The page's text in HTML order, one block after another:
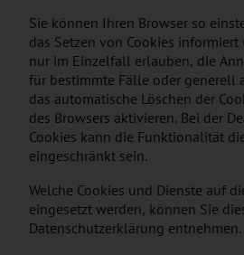
Sie können Ihren Browser so
das Setzen von Cookies
nur im Einzelfall erlauben, die
für bestimmte Fälle oder generell
das automatische Löschen der
des Browsers aktivieren. Bei der
Cookies kann die Funktionalität
eingeschränkt sein.
Welche Cookies und Dienste auf
eingesetzt werden, können Sie
Datenschutzerklärung entnehmen.